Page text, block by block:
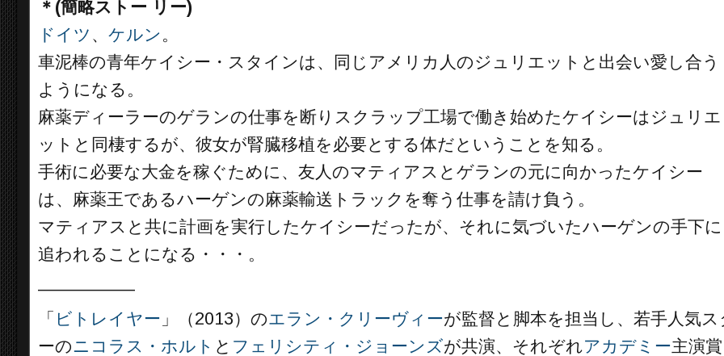
＊(簡略ストー リー)
ドイツ 、 ケルン 。
車泥棒の青年ケイシー・スタインは、同じアメリカ人のジュリエットと出会い愛し合う
ようになる。
麻薬ディーラーのゲランの仕事を断りスクラップ工場で働き始めたケイシーはジュリエ
ットと同棲するが、彼女が腎臓移植を必要とする体だということを知る。
手術に必要な大金を稼ぐために、友人のマティアスとゲランの元に向かったケイシー
は、麻薬王であるハーゲンの麻薬輸送トラックを奪う仕事を請け負う。
マティアスと共に計画を実行したケイシーだったが、それに気づいたハーゲンの手下に
追われることになる・・・。
「 ビトレイヤー 」（2013）のエラン・クリーヴィーが監督と脚本を担当し、若手人気ス
ーのニコラス・ホルト と フェリシティ・ジョーンズが共演、それぞれアカデミー主演賞